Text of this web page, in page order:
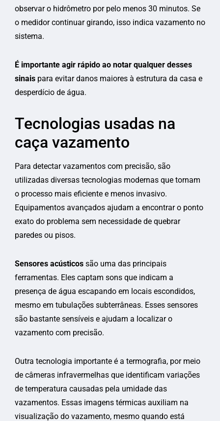
observar o hidrômetro por pelo menos 30 minutos. Se
o medidor continuar girando, isso indica vazamento no
sistema.
É importante agir rápido ao notar qualquer desses
sinais para evitar danos maiores à estrutura da casa e
desperdício de água.
Tecnologias usadas na
caça vazamento
Para detectar vazamentos com precisão, são
utilizadas diversas tecnologias modernas que tornam
o processo mais eficiente e menos invasivo.
Equipamentos avançados ajudam a encontrar o ponto
exato do problema sem necessidade de quebrar
paredes ou pisos.
Sensores acústicos são uma das principais
ferramentas. Eles captam sons que indicam a
presença de água escapando em locais escondidos,
mesmo em tubulações subterrâneas. Esses sensores
são bastante sensíveis e ajudam a localizar o
vazamento com precisão.
Outra tecnologia importante é a termografia, por meio
de câmeras infravermelhas que identificam variações
de temperatura causadas pela umidade das
vazamentos. Essas imagens térmicas auxiliam na
visualização do vazamento, mesmo quando está